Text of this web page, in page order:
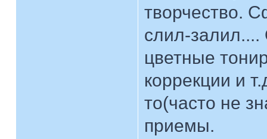
творчество.
слил-
цветные
коррекции и
то(часто не
приемы.